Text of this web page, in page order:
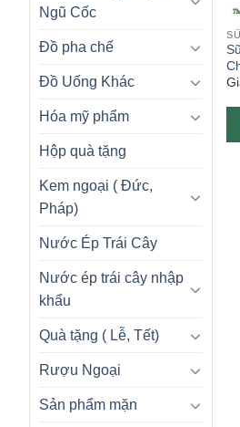
Ngũ Cốc
Đồ pha chế
Đồ Uống Khác
Hóa mỹ phẩm
Hộp quà tặng
Kem ngoại ( Đức,
Pháp)
Nước Ép Trái Cây
Nước ép trái cây nhập
khẩu
Quà tặng ( Lễ, Tết)
Rượu Ngoại
Sản phẩm mặn